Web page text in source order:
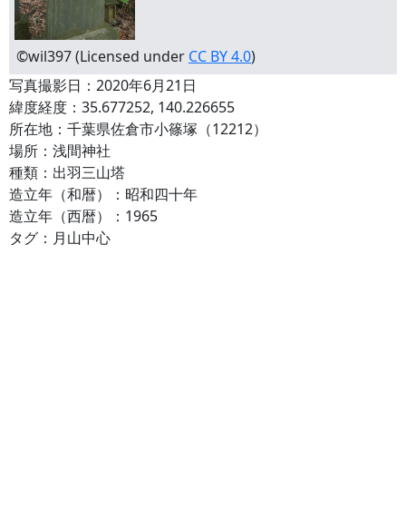
©wil397 (Licensed under CC BY 4.0)
写真撮影日：2020年6月21日
緯度経度：35.677252, 140.226655
所在地：千葉県佐倉市小篠塚（12212）
場所：浅間神社
種類：出羽三山塔
造立年（和暦）：昭和四十年
造立年（西暦）：1965
タグ：月山中心